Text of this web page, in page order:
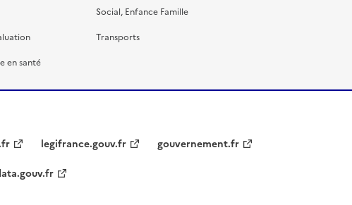
en santé
Social, Enfance Famille
Transports
legifrance.gouv.fr
gouvernement.fr